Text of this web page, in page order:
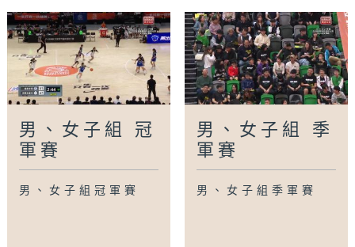
男、女子組 冠
軍賽
男、女子組冠軍賽
男、女子組 季
軍賽
男、女子組季軍賽